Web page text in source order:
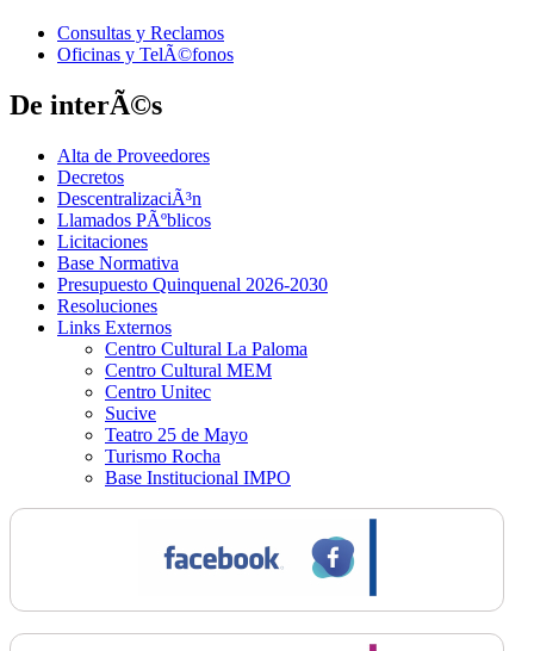
Consultas y Reclamos
Oficinas y TelÃ©fonos
De interÃ©s
Alta de Proveedores
Decretos
DescentralizaciÃ³n
Llamados PÃºblicos
Licitaciones
Base Normativa
Presupuesto Quinquenal 2026-2030
Resoluciones
Links Externos
Centro Cultural La Paloma
Centro Cultural MEM
Centro Unitec
Sucive
Teatro 25 de Mayo
Turismo Rocha
Base Institucional IMPO